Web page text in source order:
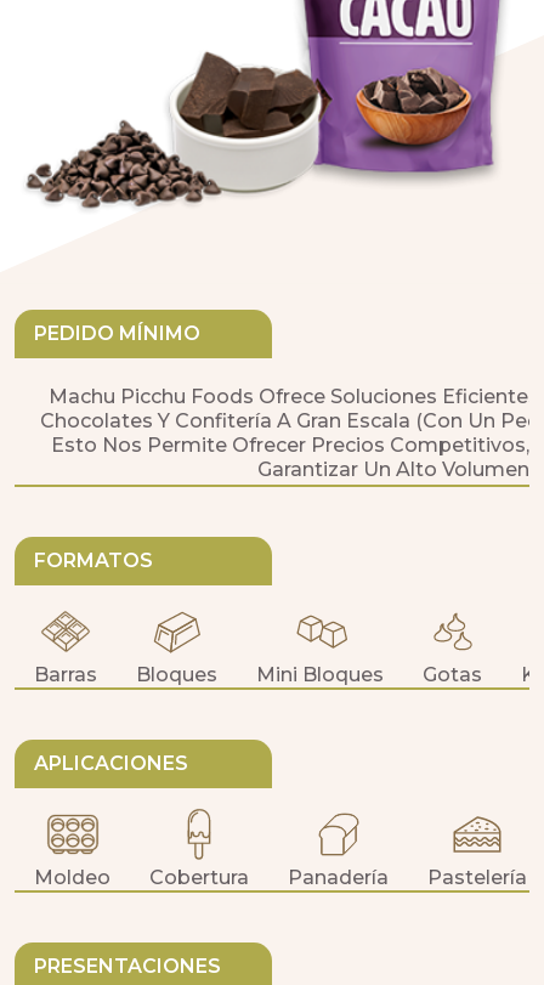
PEDIDO MÍNIMO
Machu Picchu Foods Ofrece Soluciones
Chocolates Y Confitería A Gran Escala (con Un
Esto Nos Permite Ofrecer Precios Competitivos,
Garantizar Un Alto Volumen
FORMATOS
Barras Bloques Mini Bloques Gotas
APLICACIONES
Moldeo Cobertura Panadería Pastelería
Untables
PRESENTACIONES